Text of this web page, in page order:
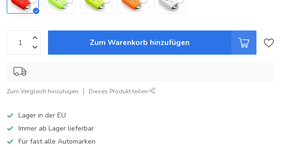
Zum Warenkorb hinzufügen
Zum Vergleich hinzufügen Dieses Produkt teilen
Lager in der EU
Immer ab Lager lieferbar
Für fast alle Automarken